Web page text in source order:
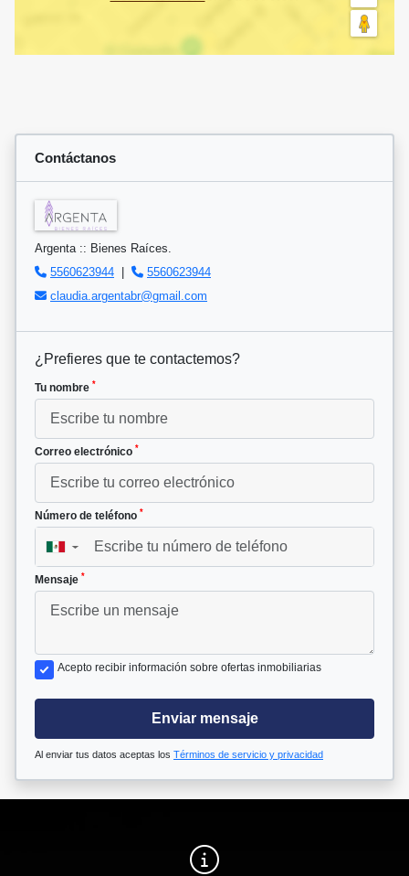
Contáctanos
Argenta :: Bienes Raíces.
5560623944 |
5560623944
claudia.argentabr@gmail.com
¿Prefieres que te contactemos?
Tu nombre *
Correo electrónico *
Número de teléfono *
▼
Mensaje *
Acepto recibir información sobre ofertas inmobiliarias
Enviar mensaje
Al enviar tus datos aceptas los Términos de servicio y privacidad